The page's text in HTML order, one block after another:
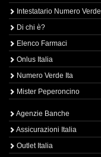
Intestatario Numero Verde
Di chi è?
Elenco Farmaci
Onlus Italia
Numero Verde Ita
Mister Peperoncino
Agenzie Banche
Assicurazioni Italia
Outlet Italia